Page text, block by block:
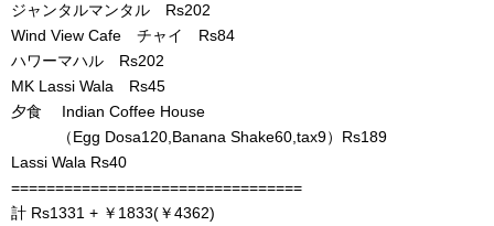
ジャンタルマンタル Rs202
Wind View Cafe チャイ Rs84
ハワーマハル Rs202
MK Lassi Wala Rs45
夕食 Indian Coffee House
（Egg Dosa120,Banana Shake60,tax9）Rs189
Lassi Wala Rs40
=================================
計 Rs1331 + ￥1833(￥4362)